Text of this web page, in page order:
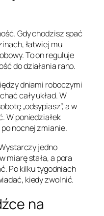
Gdy chodzisz spać
łatwiej mu
To on reguluje
do działania rano.
dniami roboczymi
cały układ. W
„odsypiasz”, a w
W poniedziałek
nocnej zmianie.
jedno
miarę stała, a pora
Po kilku tygodniach
kiedy zwolnić.
na